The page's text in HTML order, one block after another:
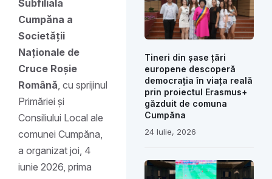
Subfiliala
Cumpăna a
Societății
Naționale de
Cruce Roșie
Română, cu sprijinul
Primăriei și
Consiliului Local ale
comunei Cumpăna,
a organizat joi, 4
iunie 2026, prima
Tineri din șase țări
europene descoperă
democrația în viața reală
prin proiectul Erasmus+
găzduit de comuna
Cumpăna
24 Iulie, 2026